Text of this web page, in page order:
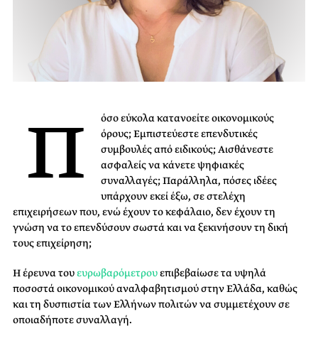
Π
όσο εύκολα κατανοείτε οικονομικούς
όρους; Εμπιστεύεστε επενδυτικές
συμβουλές από ειδικούς; Αισθάνεστε
ασφαλείς να κάνετε ψηφιακές
συναλλαγές; Παράλληλα, πόσες ιδέες
υπάρχουν εκεί έξω, σε στελέχη
επιχειρήσεων που, ενώ έχουν το κεφάλαιο, δεν έχουν τη
γνώση να το επενδύσουν σωστά και να ξεκινήσουν τη δική
τους επιχείρηση;
Η έρευνα τουευρωβαρόμετρουεπιβεβαίωσε τα υψηλά
ποσοστά οικονομικού αναλφαβητισμού στην Ελλάδα, καθώς
και τη δυσπιστία των Ελλήνων πολιτών να συμμετέχουν σε
οποιαδήποτε συναλλαγή.